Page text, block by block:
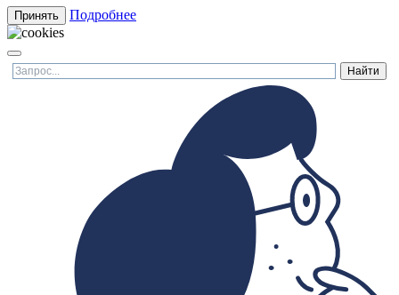
Принять Подробнее